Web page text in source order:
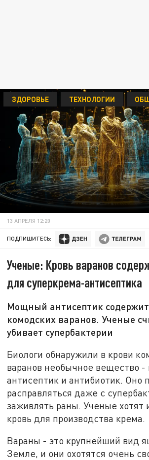
ЗДОРОВЬЕ ТЕХНОЛОГИИ
13 АПРЕЛЯ 12:20
ПОДПИШИТЕСЬ:
Ученые: Кровь варанов
для суперкрема-антисептика
Мощный антисептик
комодских варанов. Ученые
убивает супербактерии
Биологи обнаружили в крови
варанов необычное вещество
антисептик и антибиотик. Оно
расправляться даже с
заживлять раны. Ученые хотят
кровь для производства крема.
Вараны - это крупнейший вид
Земле, и они охотятся очень